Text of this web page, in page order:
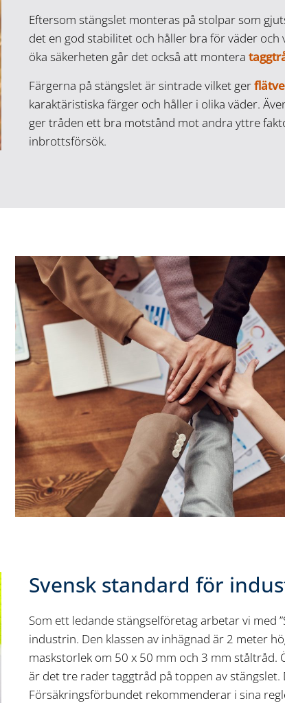
Eftersom stängslet monteras på stolpar som
det en god stabilitet och håller bra för väder och
öka säkerheten går det också att montera
Färgerna på stängslet är sintrade vilket ger
karaktäristiska färger och håller i olika väder.
ger tråden ett bra motstånd mot andra yttre
inbrottsförsök.
Svensk standard för
Som ett ledande stängselföretag arbetar vi med
industrin. Den klassen av inhägnad är 2 meter
maskstorlek om 50 x 50 mm och 3 mm ståltråd.
är det tre rader taggtråd på toppen av stängslet.
Försäkringsförbundet rekommenderar i sina